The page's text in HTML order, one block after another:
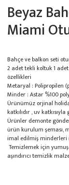
Beyaz
Miami
Bahçe ve balkon seti
2 adet tekli koltuk 1
özellikleri
Metaryal : Polipropilen
Minder : Astar %100
Ürünümüz orjinal
katkılıdır , uv
Ürünler demonte
ürün kurulum şeması,
imal edilmiş minderleri
Temizlemek için
aşındırıcı temizlik